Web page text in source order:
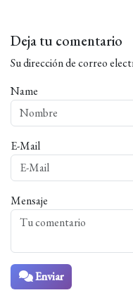
Deja tu comentario
Su dirección de correo
Name
E-Mail
Mensaje
Enviar